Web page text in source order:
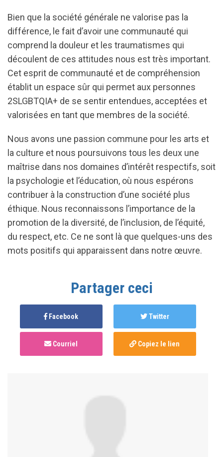
Bien que la société générale ne valorise pas la
différence, le fait d’avoir une communauté qui
comprend la douleur et les traumatismes qui
découlent de ces attitudes nous est très important.
Cet esprit de communauté et de compréhension
établit un espace sûr qui permet aux personnes
2SLGBTQIA+ de se sentir entendues, acceptées et
valorisées en tant que membres de la société.
Nous avons une passion commune pour les arts et
la culture et nous poursuivons tous les deux une
maîtrise dans nos domaines d’intérêt respectifs, soit
la psychologie et l’éducation, où nous espérons
contribuer à la construction d’une société plus
éthique. Nous reconnaissons l’importance de la
promotion de la diversité, de l’inclusion, de l’équité,
du respect, etc. Ce ne sont là que quelques-uns des
mots positifs qui apparaissent dans notre œuvre.
Partager ceci
Facebook Twitter
Courriel Copiez le lien